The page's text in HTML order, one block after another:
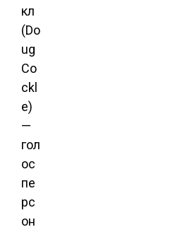
кл
(Do
ug
Co
ckl
e)
—
гол
ос
пе
рс
он